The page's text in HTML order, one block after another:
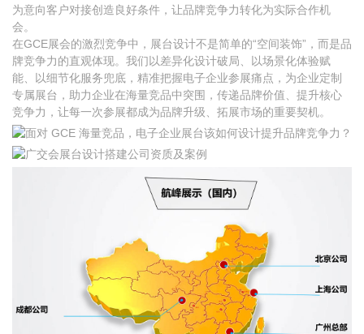
为意向客户对接创造良好条件，让品牌竞争力转化为实际合作机
会。
在GCE展会的激烈竞争中，展台设计不是简单的“空间装饰”，而是品
牌竞争力的直观体现。我们以差异化设计破局、以场景化体验赋
能、以细节化服务兜底，精准把握电子企业参展痛点，为企业定制
专属展台，助力企业在海量竞品中突围，传递品牌价值、提升核心
竞争力，让每一次参展都成为品牌升级、拓展市场的重要契机。